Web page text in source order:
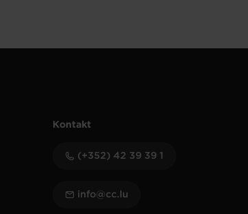
Kontakt
(+352) 42 39 39 1
info@cc.lu